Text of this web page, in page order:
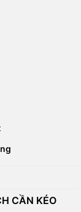
CẦN KÉO